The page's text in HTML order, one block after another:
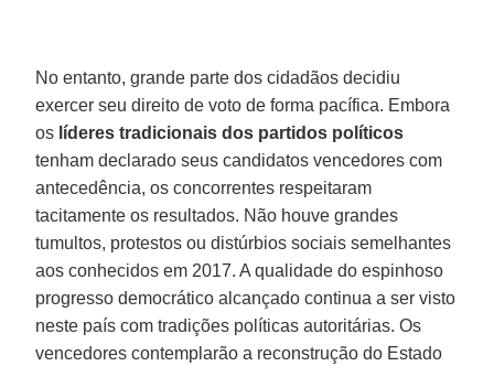
No entanto, grande parte dos cidadãos decidiu
exercer seu direito de voto de forma pacífica. Embora
os líderes tradicionais dos partidos políticos
tenham declarado seus candidatos vencedores com
antecedência, os concorrentes respeitaram
tacitamente os resultados. Não houve grandes
tumultos, protestos ou distúrbios sociais semelhantes
aos conhecidos em 2017. A qualidade do espinhoso
progresso democrático alcançado continua a ser visto
neste país com tradições políticas autoritárias. Os
vencedores contemplarão a reconstrução do Estado